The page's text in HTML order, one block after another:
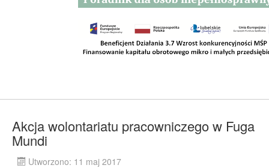
Akcja wolontariatu pracowniczego w Fuga
Mundi
Utworzono: 11 maj 2017